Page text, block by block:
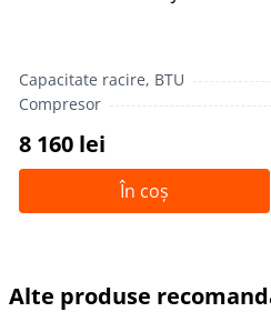
Capacitate racire, BTU
Compresor
8 160 lei
În coș
Alte produse